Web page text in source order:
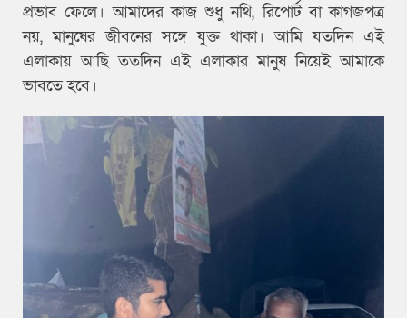
প্রভাব ফেলে। আমাদের কাজ শুধু নথি, রিপোর্ট বা কাগজপত্র
নয়, মানুষের জীবনের সঙ্গে যুক্ত থাকা। আমি যতদিন এই
এলাকায় আছি ততদিন এই এলাকার মানুষ নিয়েই আমাকে
ভাবতে হবে।